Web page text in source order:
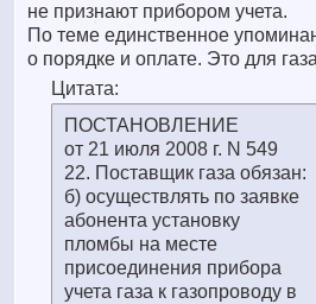
не признают прибором учета.
По теме единственное
о порядке и оплате. Это для
Цитата:
ПОСТАНОВЛЕНИЕ
от 21 июля 2008 г. N 549
22. Поставщик газа обязан:
б) осуществлять по заявке
абонента установку
пломбы на месте
присоединения прибора
учета газа к газопроводу в